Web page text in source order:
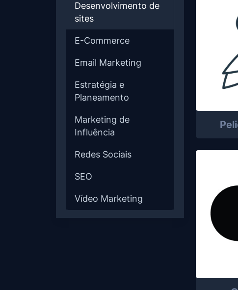
Desenvolvimento de
sites
E-Commerce
Email Marketing
Estratégia e
Planeamento
Marketing de
Influência
Redes Sociais
SEO
Vídeo Marketing